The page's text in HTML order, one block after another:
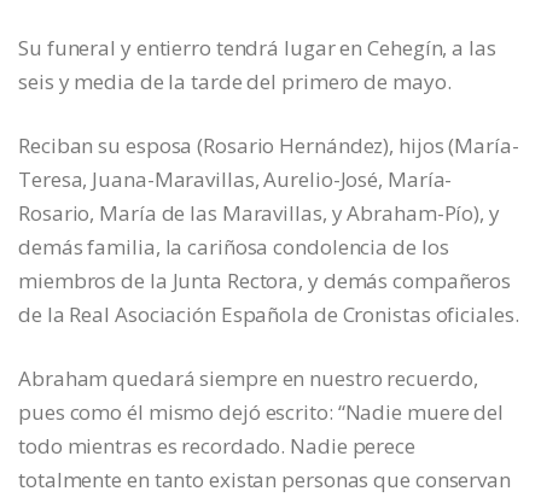
Su funeral y entierro tendrá lugar en Cehegín, a las
seis y media de la tarde del primero de mayo.
Reciban su esposa (Rosario Hernández), hijos (María-
Teresa, Juana-Maravillas, Aurelio-José, María-
Rosario, María de las Maravillas, y Abraham-Pío), y
demás familia, la cariñosa condolencia de los
miembros de la Junta Rectora, y demás compañeros
de la Real Asociación Española de Cronistas oficiales.
Abraham quedará siempre en nuestro recuerdo,
pues como él mismo dejó escrito: “Nadie muere del
todo mientras es recordado. Nadie perece
totalmente en tanto existan personas que conservan